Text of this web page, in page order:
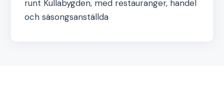
runt Kullabygden, med restauranger, handel
och säsongsanställda